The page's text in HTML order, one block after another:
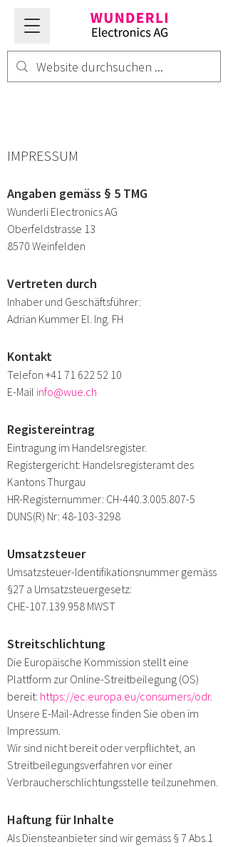
IMPRESSUM
Angaben gemäss § 5 TMG
Wunderli Electronics AG
Oberfeldstrasse 13
8570 Weinfelden
Vertreten durch
Inhaber und Geschäftsführer:
Adrian Kummer El. Ing. FH
Kontakt
Telefon +41 71 622 52 10
E-Mail info@wue.ch
Registereintrag
Eintragung im Handelsregister.
Registergericht: Handelsregisteramt des
Kantons Thurgau
HR-Registernummer: CH-440.3.005.807-5
DUNS(R) Nr: 48-103-3298
Umsatzsteuer
Umsatzsteuer-Identifikationsnummer gemäss
§27 a Umsatzsteuergesetz:
CHE-107.139.958 MWST
Streitschlichtung
Die Europäische Kommission stellt eine
Plattform zur Online-Streitbeilegung (OS)
bereit: https://ec.europa.eu/consumers/odr.
Unsere E-Mail-Adresse finden Sie oben im
Impressum.
Wir sind nicht bereit oder verpflichtet, an
Streitbeilegungsverfahren vor einer
Verbraucherschlichtungsstelle teilzunehmen.
Haftung für Inhalte
Als Diensteanbieter sind wir gemäss § 7 Abs.1